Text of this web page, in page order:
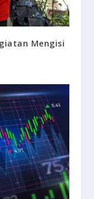
Mengisi